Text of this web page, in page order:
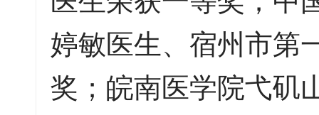
婷敏医生、宿州市第
奖；皖南医学院弋矶